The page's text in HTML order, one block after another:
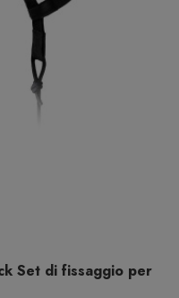
Set di fissaggio per